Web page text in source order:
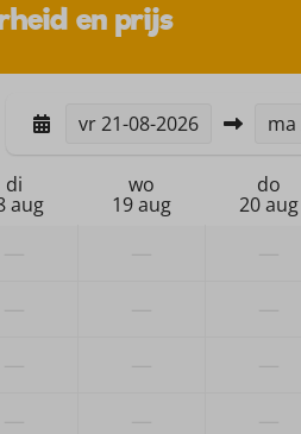
Douche
en prijs
vr21-08-2026 ma
di
aug
wo
19 aug
do
20 aug